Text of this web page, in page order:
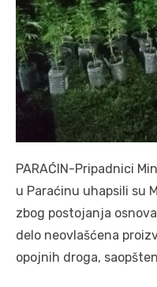
PARAĆIN-Pripadnici
u Paraćinu uhapsili su
zbog postojanja
delo neovlašćena
opojnih droga,